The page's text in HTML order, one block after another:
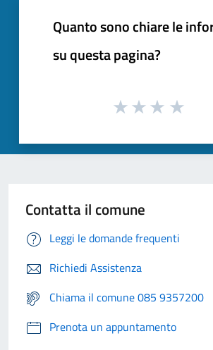
Quanto sono chiare le
su questa pagina?
Contatta il comune
Leggi le domande frequenti
Richiedi Assistenza
Chiama il comune 085 9357200
Prenota un appuntamento